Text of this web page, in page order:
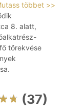
többet >>
8. alatt,
törekvése
(37)